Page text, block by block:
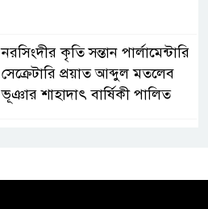
নরসিংদীর কৃতি সন্তান পার্লামেন্টারি
সেক্রেটারি প্রয়াত আব্দুল মতলেব
ভূঞার শাহাদাৎ বার্ষিকী পালিত